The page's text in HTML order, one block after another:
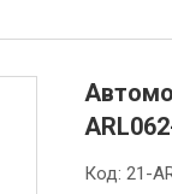
Код:21-